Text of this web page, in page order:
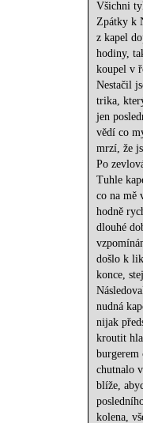
Všichni
Zpátky k
z kapel
hodiny,
koupel v
Nestačil
trika,
jen
vědí co
mrzí, že
Po
Tuhle
co na mě
hodně
dlouhé
došlo k
konce,
nudná
nijak
kroutit
chutnalo
blíže,
kolena,